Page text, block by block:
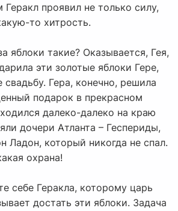
Геракл проявил не только силу,
то хитрость.
яблоки такие? Оказывается, Гея,
эти золотые яблоки Гере,
свадьбу. Гера, конечно, решила
подарок в прекрасном
далеко-далеко на краю
дочери Атланта – Геспериды,
Ладон, который никогда не спал.
охрана!
себе Геракла, которому царь
достать эти яблоки. Задача